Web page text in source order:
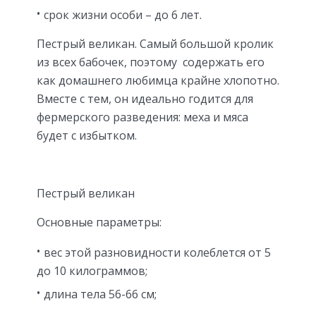
срок жизни особи – до 6 лет.
Пестрый великан. Самый большой кролик
из всех бабочек, поэтому содержать его
как домашнего любимца крайне хлопотно.
Вместе с тем, он идеально годится для
фермерского разведения: меха и мяса
будет с избытком.
Пестрый великан
Основные параметры:
вес этой разновидности колеблется от 5
до 10 килограммов;
длина тела 56-66 см;